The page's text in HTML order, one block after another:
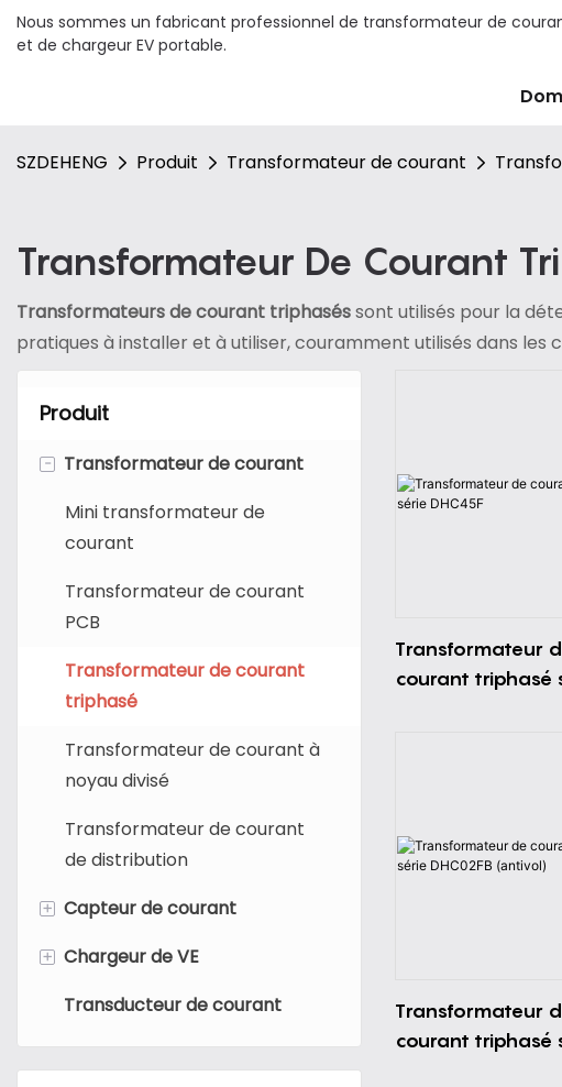
Nous sommes un fabricant professionnel de transformateur de
et de chargeur EV portable.
SZDEHENG Produit Transformateur de courant
Transformateur De Courant
Transformateurs de courant triphaséssont utilisés pour la
pratiques à installer et à utiliser, couramment utilisés dans
Produit
-
Transformateur de courant
Mini transformateur de
courant
Transformateur de courant
PCB
Transformateur de courant
triphasé
Transformateur de courant à
noyau divisé
Transformateur de courant
de distribution
+ Capteur de courant
Capteur de courant Hall
Capteur de courant Fluxgate
Capteur de courant de
+ Chargeur de VE
Chargeur de VE portable
Accessoires pour chargeurs
Transducteur de courant
Transformateur
courant triphasé
Transformateur
courant triphasé